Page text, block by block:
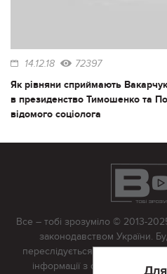
14.12.18 72397
Як рівняни сприймають
в президенство Тимошенко та
відомого соціолога
Все – тобі зрозуміло © 2013-
законодавством України.
переслідується в судовому
інформації з сайту тільки з